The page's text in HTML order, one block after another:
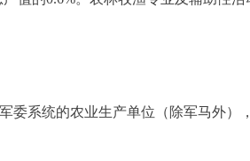
系统的农业生产单位（除军马外）